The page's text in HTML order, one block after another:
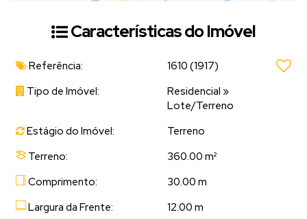
Características do Imóvel
Referência: 1610 (1917)
Tipo de Imóvel:
Residencial »
Lote/Terreno
Estágio do Imóvel:
Terreno
Terreno:
360.00 m²
Comprimento:
30.00 m
Largura da Frente:
12.00 m